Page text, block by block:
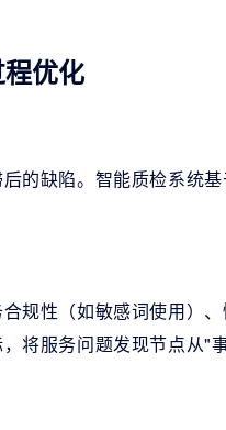
优化
的缺陷。智能质检系统
规性（如敏感词使用）
将服务问题发现节点从"